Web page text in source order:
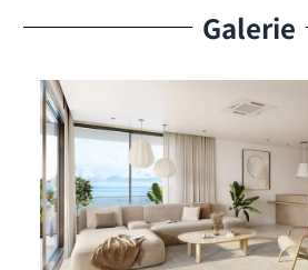
et des détails soigneusement
cet appartement exclusif 1 chambre
Caraïbes, avec un lever de soleil
matin et des couchers de soleil
Chaque détail de cette résidence a
alliant luxe et confort. Des matériaux
aux installations modernes, cet
vie au bord de la plage. Sa
et la lumière, créant un intérieur qui
Galerie